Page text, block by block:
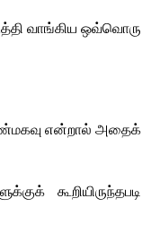
வாங்கிய ஒவ்வொரு
என்றால் அதைக்
கூறியிருந்தபடி